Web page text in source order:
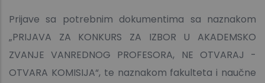
Prijave sa potrebnim dokumentima sa naznakom
„PRIJAVA ZA KONKURS ZA IZBOR U AKADEMSKO
ZVANJE VANREDNOG PROFESORA, NE OTVARAJ -
OTVARA KOMISIJA“, te naznakom fakulteta i naučne